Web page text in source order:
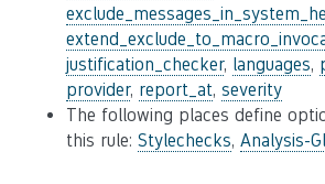
justification_checker, languages,
provider, report_at, severity
The following places define
this rule: Stylechecks, Analysis-